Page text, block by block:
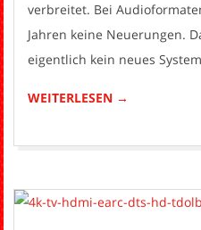
verbreitet. Bei
Jahren keine Neuerungen.
eigentlich kein neues
WEITERLESEN →